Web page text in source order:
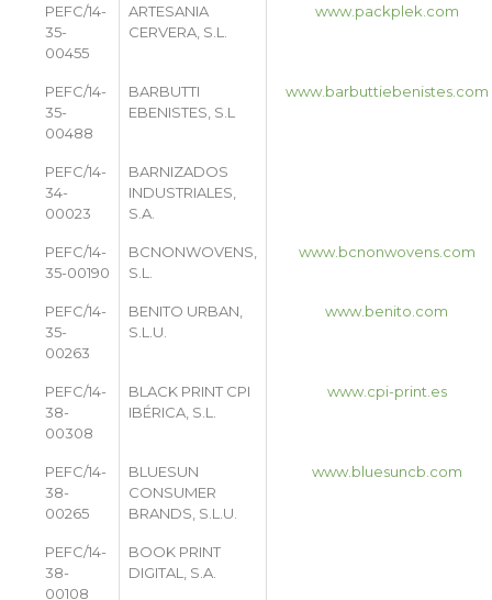
PEFC/14-
35-
00455
ARTESANIA
CERVERA, S.L.
www.packplek.com
PEFC/14-
35-
00488
BARBUTTI
EBENISTES, S.L
www.barbuttiebenistes.com
PEFC/14-
34-
00023
BARNIZADOS
INDUSTRIALES,
S.A.
PEFC/14-
35-00190
BCNONWOVENS,
S.L.
www.bcnonwovens.com
PEFC/14-
35-
00263
BENITO URBAN,
S.L.U.
www.benito.com
PEFC/14-
38-
00308
BLACK PRINT CPI
IBÉRICA, S.L.
www.cpi-print.es
PEFC/14-
38-
00265
BLUESUN
CONSUMER
BRANDS, S.L.U.
www.bluesuncb.com
PEFC/14-
38-
00108
BOOK PRINT
DIGITAL, S.A.